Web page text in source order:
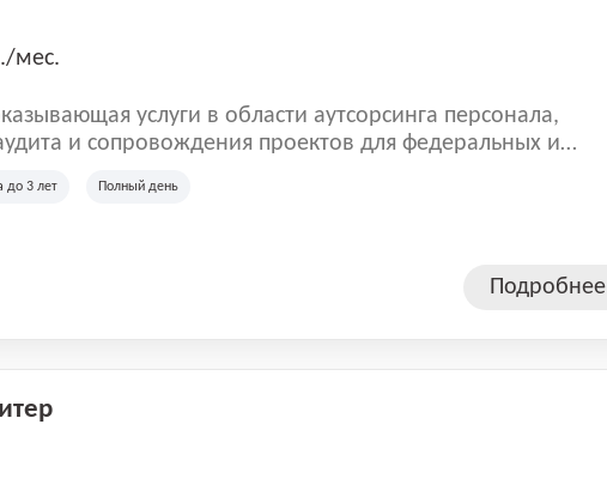
мес.
услуги в области аутсорсинга персонала,
и сопровождения проектов для федеральных и
и Беларуси, сотрудничая с компаниями из
до 3 лет Полный день
Подробнее